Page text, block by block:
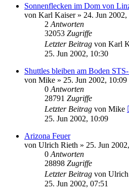
Sonnenflecken im Dom von
von Karl Kaiser» 24. Jun 2002,
2 Antworten
32053 Zugriffe
Letzter Beitrag von Karl
25. Jun 2002, 10:30
Shuttles bleiben am Boden
von Mike » 25. Jun 2002, 10:09
0 Antworten
28791 Zugriffe
Letzter Beitrag von Mike
25. Jun 2002, 10:09
Arizona Feuer
von Ulrich Rieth » 25. Jun
0 Antworten
28898 Zugriffe
Letzter Beitrag von
25. Jun 2002, 07:51